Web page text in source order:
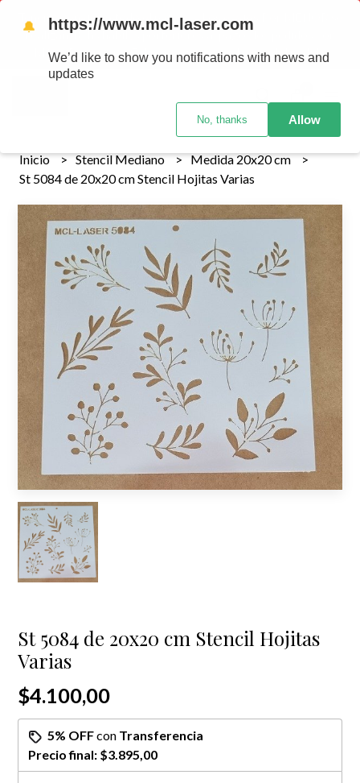
Tenemos envios a todo el pais!........ Los envios Por MENOR se
realizan 48 hs habiles porteriores al pago , los pedidos por
MAYOR se envian 7 dias posteriores al pago del pedido
Inicio Stencil Mediano
Medida 20x20 cm
St 5084 de 20x20 cm Stencil Hojitas Varias
St 5084 de 20x20 cm Stencil Hojitas
Varias
$4.100,00
5% OFFcon Transferencia
Precio final: $3.895,00
🔔 https://www.mcl-laser.com
We’d like to show you notifications with news and
updates
No, thanks Allow